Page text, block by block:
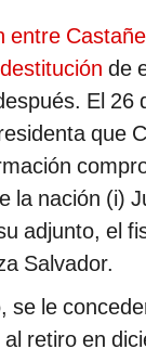
entre
de
El 26
que
la nación (i)
adjunto, el
Salvador.
se le
retiro en